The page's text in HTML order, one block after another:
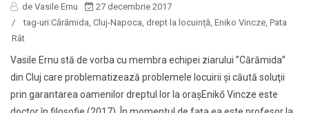
de Vasile Ernu
27 decembrie 2017
/
tag-uri:Cărămida Cluj-Napoca drept la locuință Eniko Vincze Pata
Rât
Vasile Ernu stă de vorba cu membra echipei ziarului ”Cărămida”
din Cluj care problematizează problemele locuirii şi căută soluţii
prin garantarea oamenilor dreptul lor la oraşEnikő Vincze este